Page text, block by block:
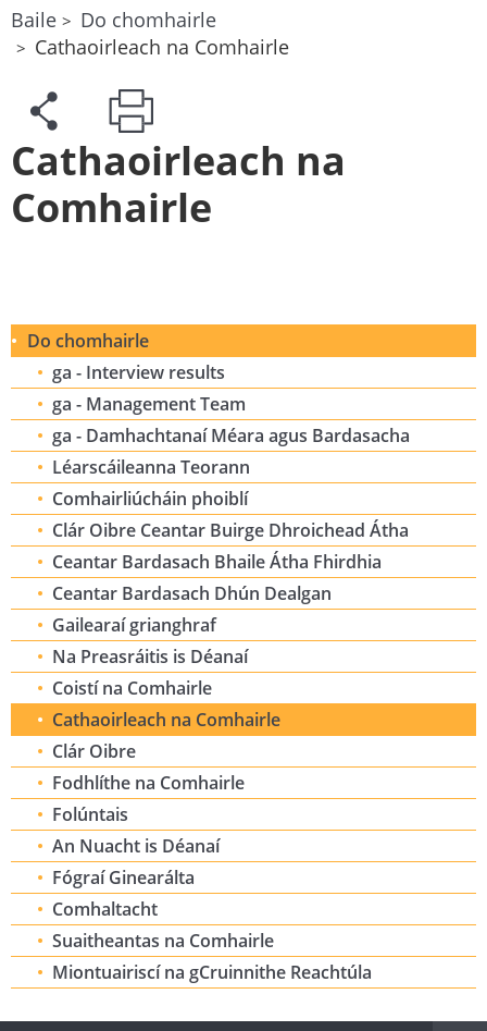
Baile
Do chomhairle
Cathaoirleach na Comhairle
Cathaoirleach na
Comhairle
Do chomhairle
ga - Interview results
ga - Management Team
ga - Damhachtanaí Méara agus Bardasacha
Léarscáileanna Teorann
Comhairliúcháin phoiblí
Clár Oibre Ceantar Buirge Dhroichead Átha
Ceantar Bardasach Bhaile Átha Fhirdhia
Ceantar Bardasach Dhún Dealgan
Gailearaí grianghraf
Na Preasráitis is Déanaí
Coistí na Comhairle
Cathaoirleach na Comhairle
Clár Oibre
Fodhlíthe na Comhairle
Folúntais
An Nuacht is Déanaí
Fógraí Ginearálta
Comhaltacht
Suaitheantas na Comhairle
Miontuairiscí na gCruinnithe Reachtúla